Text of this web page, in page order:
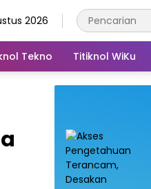
2026
Tekno Titiknol WiKu